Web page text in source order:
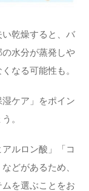
乾燥すると、バ
水分が蒸発しや
なる可能性も。
ケア」をポイン
。
ルロン酸」「コ
どがあるため、
を選ぶことをお